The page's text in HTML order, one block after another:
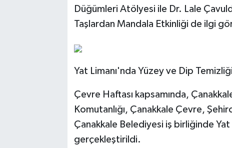
Düğümleri Atölyesi ile Dr. Lale
Taşlardan Mandala Etkinliği de ilgi
Yat Limanı'nda Yüzey ve Dip Temizliği
Çevre Haftası kapsamında,
Komutanlığı, Çanakkale Çevre,
Çanakkale Belediyesi iş birliğinde
gerçekleştirildi.